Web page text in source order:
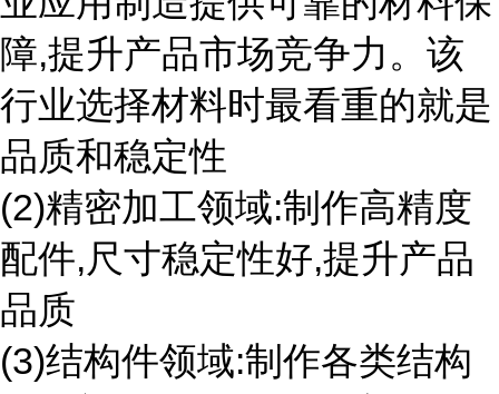
障,提升产品市场竞争力。该
行业选择材料时最看重的就是
品质和稳定性
(2)精密加工领域:制作高精度
配件,尺寸稳定性好,提升产品
品质
(3)结构件领域:制作各类结构